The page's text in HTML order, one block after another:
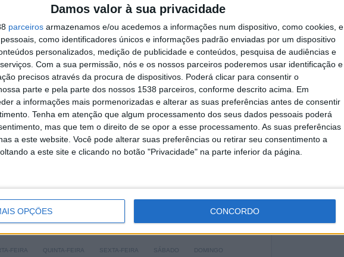
Damos valor à sua privacidade
parceiros armazenamos e/ou acedemos a informações num dispositivo, como cookies, e
como identificadores únicos e informações padrão enviadas por um dispositivo
personalizados, medição de publicidade e conteúdos, pesquisa de audiências e
Com a sua permissão, nós e os nossos parceiros poderemos usar identificação e
precisos através da procura de dispositivos. Poderá clicar para consentir o
parte e pela parte dos nossos 1538 parceiros, conforme descrito acima. Em
a informações mais pormenorizadas e alterar as suas preferências antes de consentir
Tenha em atenção que algum processamento dos seus dados pessoais poderá
mas que tem o direito de se opor a esse processamento. As suas preferências
a este website. Você pode alterar suas preferências ou retirar seu consentimento a
a este site e clicando no botão "Privacidade" na parte inferior da página.
OPÇÕES CONCORDO
CANAIS DE TV
SEM PARTIDA
GRATUITA
CONSECUTIVOS
PAGOS
TOTAL
9
RIVAIS
MÁXIMO
3
VS Esteli
TOTAL
2
COMPETIÇÕES
RANKING POR COMPETIÇÕES
CONCACAF Central American Cup
12 (85,71%)
CONCACAF Liga dos Campeões
2 (14,29%)
POR DIA DA SEMANA
FEIRA QUINTA-FEIRA SEXTA-FEIRA SÁBADO DOMINGO